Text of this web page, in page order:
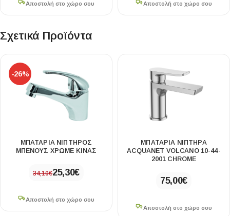
Αποστολή στο χώρο σου Αποστολή στο χώρο σου
Σχετικά Προϊόντα
-26%
ΜΠΑΤΑΡΙΑ ΝΙΠΤΗΡΟΣ
ΜΠΕΝΟΥΣ ΧΡΩΜΕ ΚΙΝΑΣ
34,10€25,30€
Αποστολή στο χώρο σου
ΜΠΑΤΑΡΙΑ ΝΙΠΤΗΡΑ
ACQUANET VOLCANO 10-44-
2001 CHROME
75,00€
Αποστολή στο χώρο σου